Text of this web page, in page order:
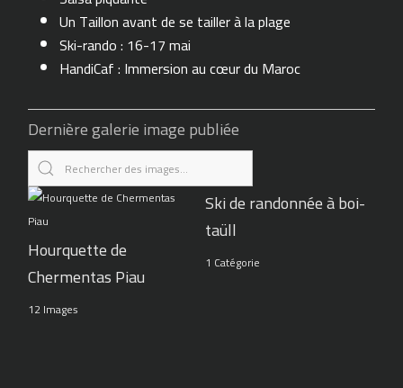
Un Taillon avant de se tailler à la plage
Ski-rando : 16-17 mai
HandiCaf : Immersion au cœur du Maroc
Dernière galerie image publiée
Hourquette de
Chermentas Piau
12 Images
Ski de randonnée à boi-
taüll
1 Catégorie